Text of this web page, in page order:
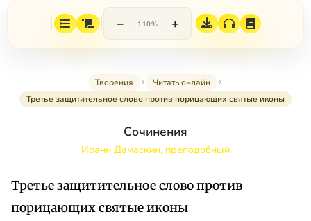
− 110% +
Творения
Читать онлайн
Третье защитительное слово против порицающих святые иконы
Сочинения
Иоанн Дамаскин, преподобный
Третье защитительное слово против
порицающих святые иконы